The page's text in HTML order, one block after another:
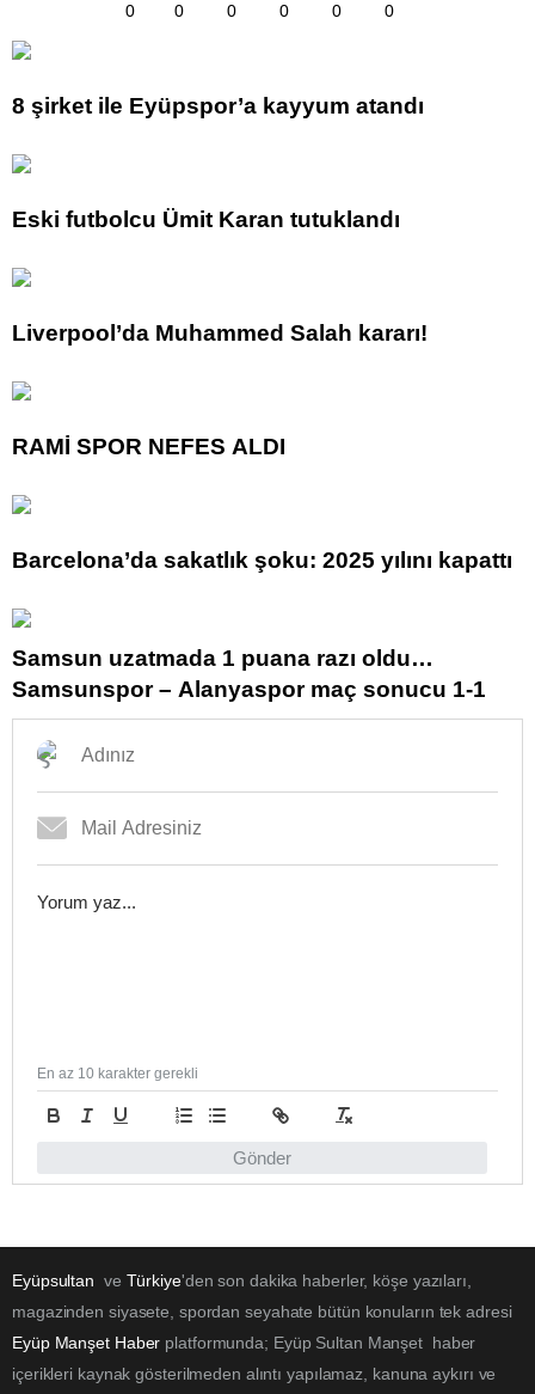
0 0 0 0 0 0
8 şirket ile Eyüpspor’a kayyum atandı
Eski futbolcu Ümit Karan tutuklandı
Liverpool’da Muhammed Salah kararı!
RAMİ SPOR NEFES ALDI
Barcelona’da sakatlık şoku: 2025 yılını kapattı
Samsun uzatmada 1 puana razı oldu…
Samsunspor – Alanyaspor maç sonucu 1-1
Gönder
En az 10 karakter gerekli
Eyüpsultan ve Türkiye'den son dakika haberler, köşe yazıları,
magazinden siyasete, spordan seyahate bütün konuların tek adresi
Eyüp Manşet Haber platformunda; Eyüp Sultan Manşet haber
içerikleri kaynak gösterilmeden alıntı yapılamaz, kanuna aykırı ve